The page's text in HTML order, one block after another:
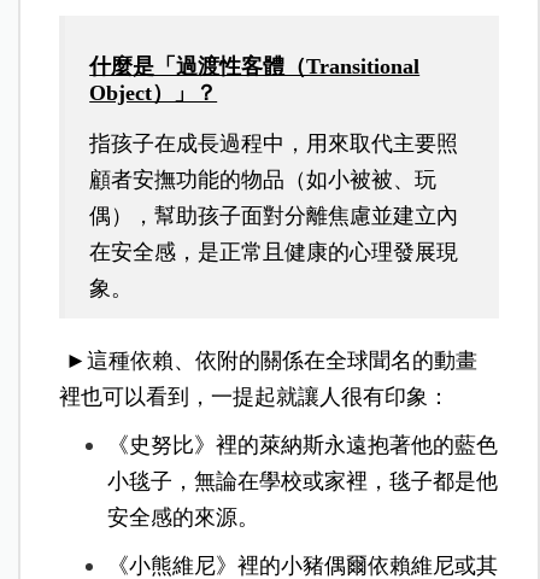
什麼是「過渡性客體（Transitional
Object）」？
指孩子在成長過程中，用來取代主要照
顧者安撫功能的物品（如小被被、玩
偶），幫助孩子面對分離焦慮並建立內
在安全感，是正常且健康的心理發展現
象。
►這種依賴、依附的關係在全球聞名的動畫
裡也可以看到，一提起就讓人很有印象：
《史努比》裡的萊納斯永遠抱著他的藍色
小毯子，無論在學校或家裡，毯子都是他
安全感的來源。
《小熊維尼》裡的小豬偶爾依賴維尼或其